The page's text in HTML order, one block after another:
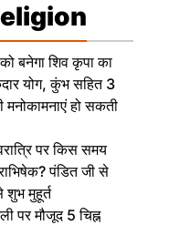
बनेगा शिव कृपा का
योग, कुंभ सहित 3
मनोकामनाएं हो सकती
पर किस समय
पंडित जी से
मुहूर्त
पर मौजूद 5 चिह्न